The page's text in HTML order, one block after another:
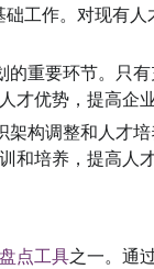
础工作。对现有
的重要环节。只
才优势，提高企
架构调整和人才
和培养，提高人
点工具之一。通